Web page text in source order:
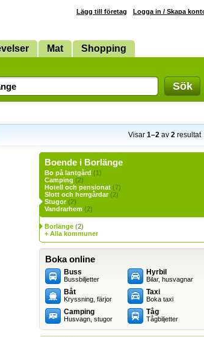
Lägg till företag Logga in / Skapa
Mat Shopping
Sök
Visar 1–2 av 2 resultat
Boende i Borlänge
Bo på lantgård (1)
Camping (2)
Hotell och pensionat (7)
Slott och herrgårdar(2)
Stugor(2)
Vandrarhem (2)
Borlänge (2)
+ Alla kommuner
Boka online
Buss
Bussbiljetter
Båt
Kryssning, färjor
Camping
Husvagn, stugor
Hyrbil
Bilar, husvagnar
Taxi
Boka taxi
Tåg
Tågbiljetter